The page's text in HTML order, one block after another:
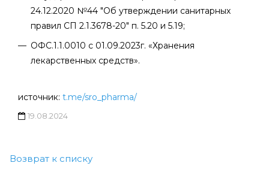
24.12.2020 №44 "Об утверждении санитарных
правил СП 2.1.3678-20" п. 5.20 и 5.19;
ОФС.1.1.0010 с 01.09.2023г. «Хранения
лекарственных средств».
источник: t.me/sro_pharma/
19.08.2024
Возврат к списку